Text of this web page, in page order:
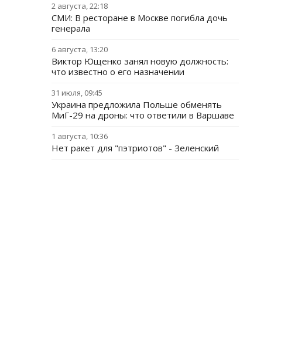
2 августа, 22:18
СМИ: В ресторане в Москве погибла дочь
генерала
6 августа, 13:20
Виктор Ющенко занял новую должность:
что известно о его назначении
31 июля, 09:45
Украина предложила Польше обменять
МиГ-29 на дроны: что ответили в Варшаве
1 августа, 10:36
Нет ракет для "пэтриотов" - Зеленский